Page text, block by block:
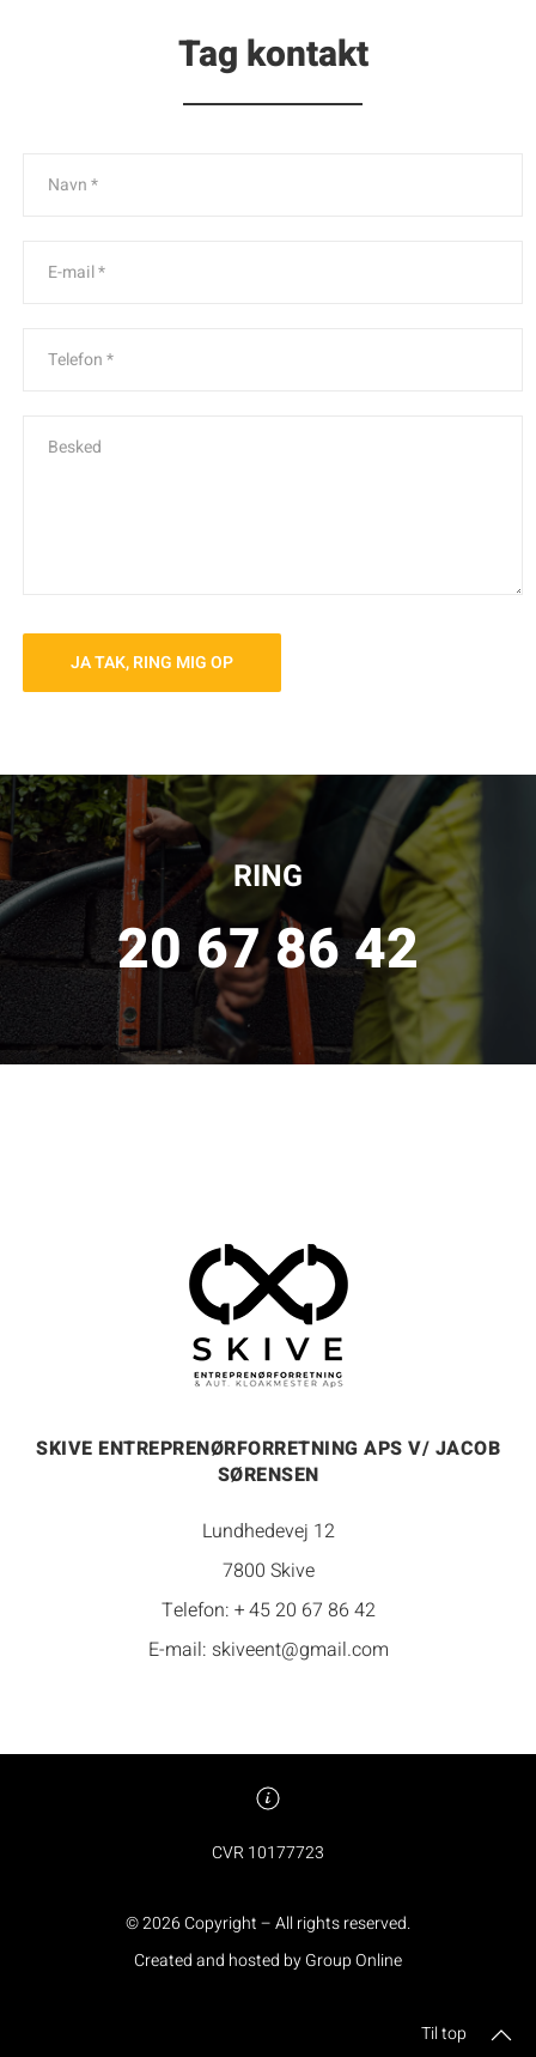
Tag kontakt
RING
20 67 86 42
SKIVE ENTREPRENØRFORRETNING APS V/ JACOB
SØRENSEN
Lundhedevej 12
7800 Skive
Telefon: + 45 20 67 86 42
E-mail: skiveent@gmail.com
CVR 10177723
©2026Copyright – All rights reserved.
Created and hosted by Group Online
Til top